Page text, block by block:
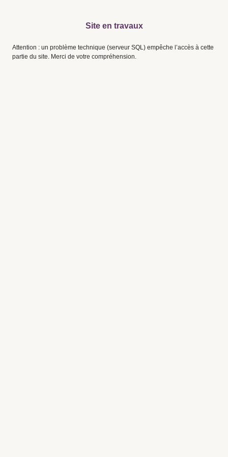
Site en travaux
Attention : un problème technique (serveur SQL) empêche l’accès à cette
partie du site. Merci de votre compréhension.